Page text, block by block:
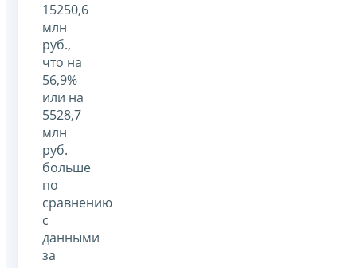
15250,6
млн
руб.,
что на
56,9%
или на
5528,7
млн
руб.
больше
по
сравнению
с
данными
за